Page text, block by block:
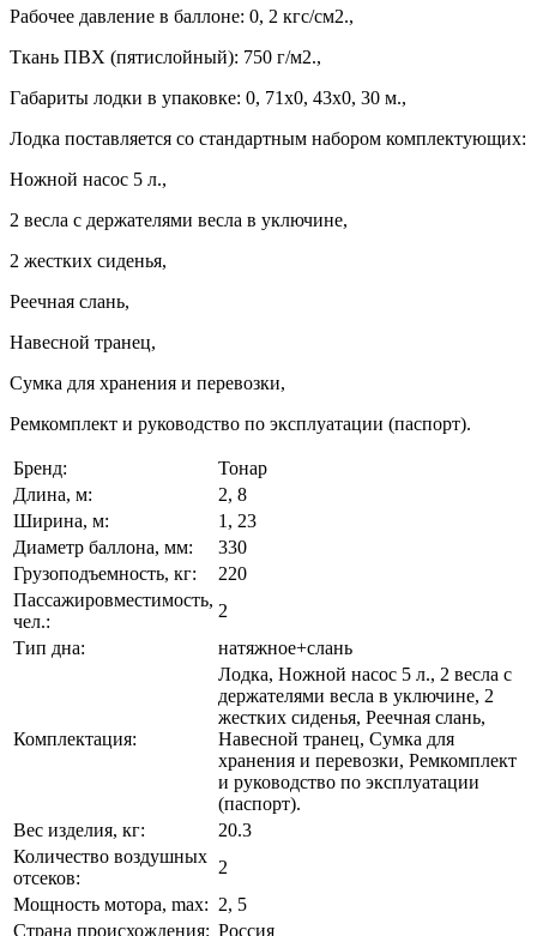
Рабочее давление в баллоне: 0, 2 кгс/см2.,
Ткань ПВХ (пятислойный): 750 г/м2.,
Габариты лодки в упаковке: 0, 71х0, 43х0, 30 м.,
Лодка поставляется со стандартным набором комплектующих:
Ножной насос 5 л.,
2 весла с держателями весла в уключине,
2 жестких сиденья,
Реечная слань,
Навесной транец,
Сумка для хранения и перевозки,
Ремкомплект и руководство по эксплуатации (паспорт).
Бренд:
Тонар
Длина, м:
2, 8
Ширина, м:
1, 23
Диаметр баллона, мм:
330
Грузоподъемность, кг:
220
Пассажировместимость,
чел.:
2
Тип дна:
натяжное+слань
Комплектация:
Лодка, Ножной насос 5 л., 2 весла с
держателями весла в уключине, 2
жестких сиденья, Реечная слань,
Навесной транец, Сумка для
хранения и перевозки, Ремкомплект
и руководство по эксплуатации
(паспорт).
Вес изделия, кг:
20.3
Количество воздушных
отсеков:
2
Мощность мотора, max: 2, 5
Страна происхождения: Россия